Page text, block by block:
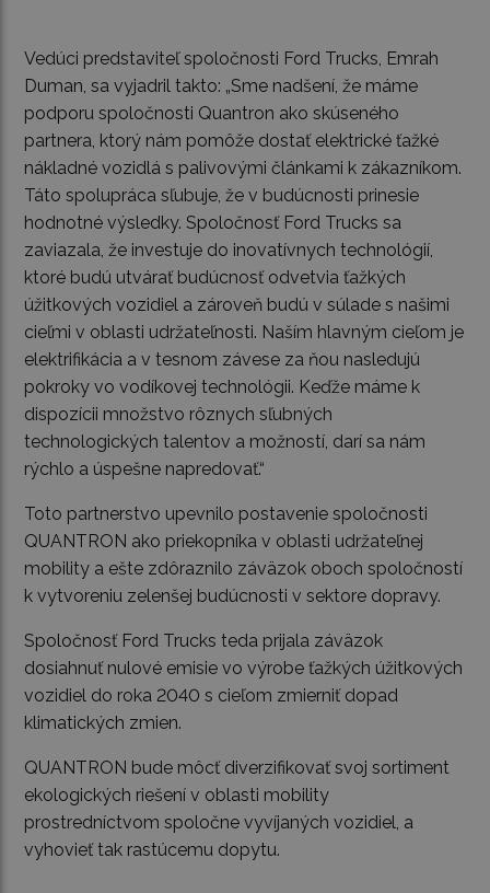
Vedúci predstaviteľ spoločnosti Ford Trucks, Emrah
Duman, sa vyjadril takto: „Sme nadšení, že máme
podporu spoločnosti Quantron ako skúseného
partnera, ktorý nám pomôže dostať elektrické ťažké
nákladné vozidlá s palivovými článkami k zákazníkom.
Táto spolupráca sľubuje, že v budúcnosti prinesie
hodnotné výsledky. Spoločnosť Ford Trucks sa
zaviazala, že investuje do inovatívnych technológií,
ktoré budú utvárať budúcnosť odvetvia ťažkých
úžitkových vozidiel a zároveň budú v súlade s našimi
cieľmi v oblasti udržateľnosti. Naším hlavným cieľom je
elektrifikácia a v tesnom závese za ňou nasledujú
pokroky vo vodíkovej technológii. Keďže máme k
dispozícii množstvo rôznych sľubných
technologických talentov a možností, darí sa nám
rýchlo a úspešne napredovať.“
Toto partnerstvo upevnilo postavenie spoločnosti
QUANTRON ako priekopníka v oblasti udržateľnej
mobility a ešte zdôraznilo záväzok oboch spoločností
k vytvoreniu zelenšej budúcnosti v sektore dopravy.
Spoločnosť Ford Trucks teda prijala záväzok
dosiahnuť nulové emisie vo výrobe ťažkých úžitkových
vozidiel do roka 2040 s cieľom zmierniť dopad
klimatických zmien.
QUANTRON bude môcť diverzifikovať svoj sortiment
ekologických riešení v oblasti mobility
prostredníctvom spoločne vyvíjaných vozidiel, a
vyhovieť tak rastúcemu dopytu.